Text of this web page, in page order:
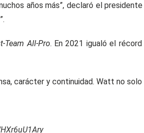
años más”, declaró el presidente
Team All-Pro. En 2021 igualó el
carácter y continuidad. Watt no solo